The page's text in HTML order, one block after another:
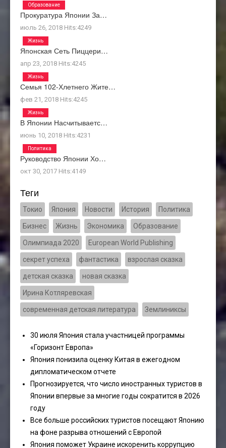
Прокуратура Японии За…
июль 26, 2018 Hits:4249
Образование
Японская Сеть Пиццери…
апр 23, 2018 Hits:4245
Жизнь
Семья 102-Хлетнего Жите…
фев 21, 2018 Hits:4245
Жизнь
В Японии Насчитываетс…
июнь 10, 2018 Hits:4231
Жизнь
Руководство Японии Хо…
окт 30, 2017 Hits:4149
Политика
Теги
Токио Япония Новости История Политика
Бизнес Жизнь Экономика Образование
Олимпиада 2020 European World Publishing
секрет успеха фантастика взрослая сказка
детская сказка новая сказка
Ирина Котляревская
современная детская литература Землиниксы
30 июля Япония стала участницей программы
«Горизонт Европа»
Япония понизила оценку Китая в ежегодном
дипломатическом отчете
Прогнозируется, что число иностранных туристов в
Японии впервые за многие годы сократится в 2026
году
Все больше российских туристов посещают Японию
на фоне разрыва отношений с Европой
Япония поможет Украине искоренить коррупцию